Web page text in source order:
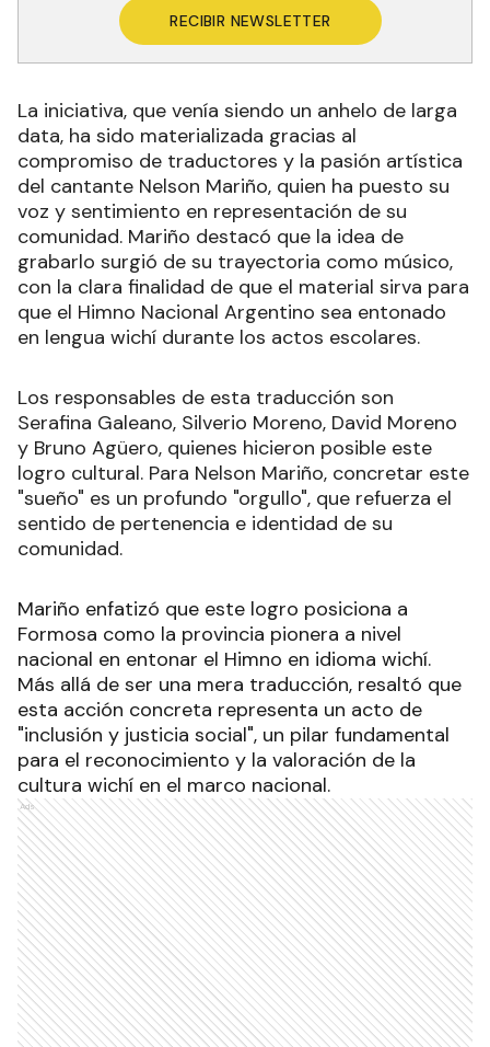
RECIBIR NEWSLETTER
La iniciativa, que venía siendo un anhelo de larga
data, ha sido materializada gracias al
compromiso de traductores y la pasión artística
del cantante Nelson Mariño, quien ha puesto su
voz y sentimiento en representación de su
comunidad. Mariño destacó que la idea de
grabarlo surgió de su trayectoria como músico,
con la clara finalidad de que el material sirva para
que el Himno Nacional Argentino sea entonado
en lengua wichí durante los actos escolares.
Los responsables de esta traducción son
Serafina Galeano, Silverio Moreno, David Moreno
y Bruno Agüero, quienes hicieron posible este
logro cultural. Para Nelson Mariño, concretar este
"sueño" es un profundo "orgullo", que refuerza el
sentido de pertenencia e identidad de su
comunidad.
Mariño enfatizó que este logro posiciona a
Formosa como la provincia pionera a nivel
nacional en entonar el Himno en idioma wichí.
Más allá de ser una mera traducción, resaltó que
esta acción concreta representa un acto de
"inclusión y justicia social", un pilar fundamental
para el reconocimiento y la valoración de la
cultura wichí en el marco nacional.
Ads